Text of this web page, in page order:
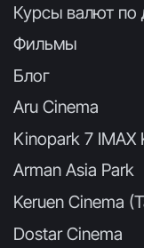
Курсы валют по
Фильмы
Блог
Aru Cinema
Kinopark 7 IMAX
Arman Asia Park
Keruen Cinema
Dostar Cinema